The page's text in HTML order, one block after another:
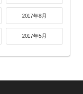
2017年8月
2017年5月